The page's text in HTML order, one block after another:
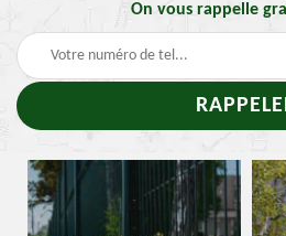
On vous rappelle